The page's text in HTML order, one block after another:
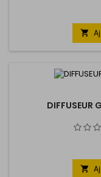

DIFFUSEUR
